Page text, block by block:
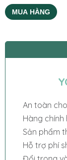
MUA HÀNG
An toàn
Hàng chính
Sản phẩm
Hỗ trợ phí